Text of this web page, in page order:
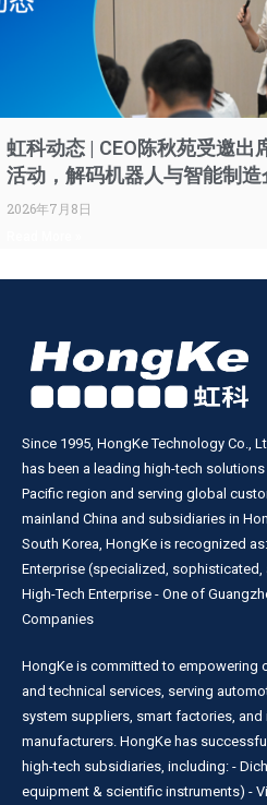
虹科动态 | CEO陈秋苑受邀出
活动，解码机器人与智能制
2026年7月8日
Since 1995, HongKe Technology Co.,
has been a leading high-tech
Pacific region and serving global
mainland China and subsidiaries in
South Korea, HongKe is recognized
Enterprise (specialized, sophisticated,
High-Tech Enterprise - One of
Companies
HongKe is committed to empowering
and technical services, serving
system suppliers, smart factories,
manufacturers. HongKe has
high-tech subsidiaries, including: -
equipment & scientific instruments) -